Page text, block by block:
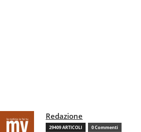
Redazione
29409 ARTICOLI 0 Commenti